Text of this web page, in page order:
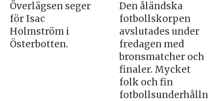
Överlägsen seger
för Isac
Holmström i
Österbotten.
Den åländska
fotbollskorpen
avslutades under
fredagen med
bronsmatcher och
finaler. Mycket
folk och fin
fotbollsunderhålln